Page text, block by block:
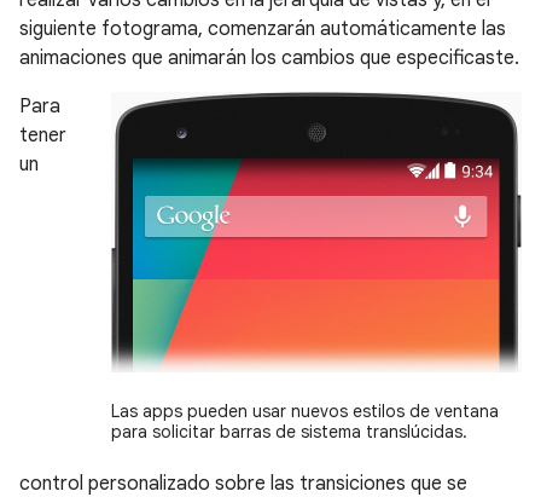
siguiente fotograma, comenzarán automáticamente las
animaciones que animarán los cambios que especificaste.
Las apps pueden usar nuevos estilos de ventana
para solicitar barras de sistema translúcidas.
Para
tener
un
control personalizado sobre las transiciones que se